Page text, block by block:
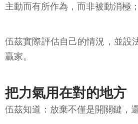
主動而有所作為，而非被動消極
伍茲實際評估自己的情況，並設
贏家。
把力氣用在對的地方
伍茲知道：放棄不僅是開關鍵，